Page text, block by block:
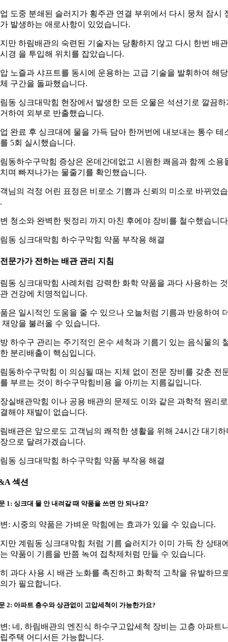
도중 분쇄된 슬러지가 횡주관 연결 부위에서 다시 뭉쳐 잠시
발생하는 애로사항이 있었습니다.
만 하림배관의 숙련된 기술자는 당황하지 않고 다시 한번 배관
경 을 투입해 위치를 잡았습니다.
노즐과 샤프트를 동시에 운용하는 고급 기술을 발휘하여 해당
구간을 돌파했습니다.
동 싱크대막힘 현장에서 발생한 모든 오물은 석션기로 깔끔하
하여 외부로 반출했습니다.
완료 후 싱크대에 물을 가득 담아 한꺼번에 내보내는 통수 테
5회 실시했습니다.
동하수구막힘 증상은 온데간데없고 시원한 쾌음과 함께 소용
며 빠져나가는 물줄기를 확인했습니다.
님의 걱정 어린 표정은 비로소 기쁨과 신뢰의 미소로 바뀌었
청소와 완벽한 뒷정리 까지 마친 후에야 장비를 철수했습니
동 싱크대막힘 하수구막힘 약품 부작용 해결
문가가 전하는 배관 관리 지침
동 싱크대막힘 사례처럼 강력한 화학 약품을 과다 사용하는
건강에 치명적입니다.
은 일시적인 도움을 줄 수 있으나 오늘처럼 기름과 반응하여
재앙을 불러올 수 있습니다.
하수구 관리는 주기적인 온수 세척과 기름기 있는 음식물의
분리배출이 핵심입니다.
동하수구막힘 이 의심될 때는 지체 없이 전문 장비를 갖춘 전
부르는 것이 하수구막힘비용 을 아끼는 지름길입니다.
실배관막힘 이나 공용 배관의 문제도 이와 같은 과학적 원리로
해야 재발이 없습니다.
배관은 앞으로도 고객님의 쾌적한 생활을 위해 24시간 대기하
으로 달려가겠습니다.
동 싱크대막힘 하수구막힘 약품 부작용 해결
섹션
1: 싱크대 물 안 내려갈 때 약품을 쓰면 안 되나요?
: 시중의 약품은 가벼운 막힘에는 효과가 있을 수 있습니다.
만 계림동 싱크대막힘 처럼 기름 슬러지가 이미 가득 찬 상태
약품이 기름을 반쯤 녹여 접착제처럼 만들 수 있습니다.
과다 사용 시 배관 노화를 촉진하고 화학적 고착을 유발하므
가 필요합니다.
2: 아파트 층수와 상관없이 고압세척이 가능한가요?
: 네, 하림배관의 엔진식 하수구고압세척 장비는 고층 아파트
주택 어디서든 가능합니다.